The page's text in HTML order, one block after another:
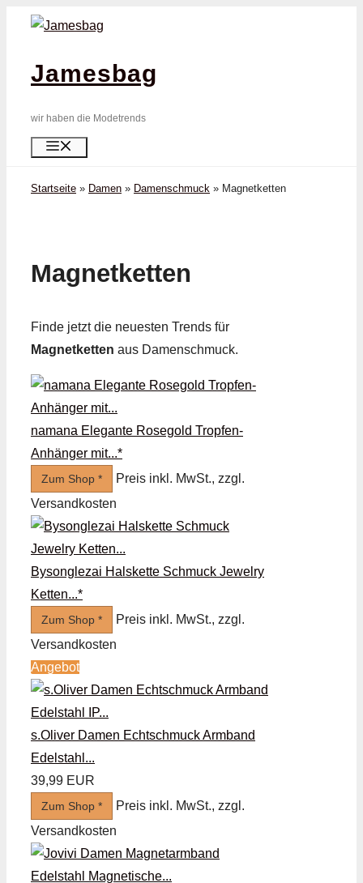
Zum
springenJamesbag
wir haben die Modetrends
Startseite » Damen » Damenschmuck » Magnet­ketten
Magnet­ketten
Finde jetzt die neuesten Trends für
Magnet­ketten aus Damenschmuck.
namana Elegante Rosegold Tropfen-
Anhänger mit...*
Zum Shop *
Preis inkl. MwSt., zzgl.
Versandkosten
Bysonglezai Halskette Schmuck Jewelry
Ketten...*
Zum Shop *
Preis inkl. MwSt., zzgl.
Versandkosten
Angebot
s.Oliver Damen Echtschmuck Armband
Edelstahl...
39,99 EUR
Zum Shop *
Preis inkl. MwSt., zzgl.
Versandkosten